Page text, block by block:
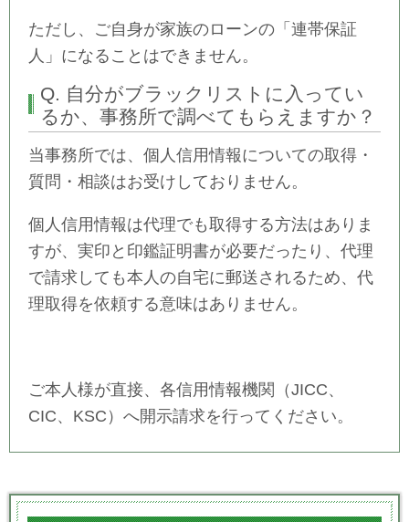
ただし、ご自身が家族のローンの「連帯保証
人」になることはできません。
Q. 自分がブラックリストに入ってい
るか、事務所で調べてもらえますか？
当事務所では、個人信用情報についての取得・
質問・相談はお受けしておりません。
個人信用情報は代理でも取得する方法はありま
すが、実印と印鑑証明書が必要だったり、代理
で請求しても本人の自宅に郵送されるため、代
理取得を依頼する意味はありません。
ご本人様が直接、各信用情報機関（JICC、
CIC、KSC）へ開示請求を行ってください。